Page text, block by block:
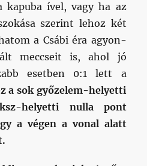
kapuba ível, vagy ha az
szerint lehoz két
a Csábi éra agyon-
meccseit is, ahol jó
esetben 0:1 lett a
a sok győzelem-helyetti
helyetti nulla pont
a végen a vonal alatt